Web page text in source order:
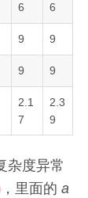
6 6
9 9
9 9
2.1
7
2.3
9
杂度异常
，里面的a